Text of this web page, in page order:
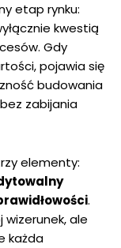
etap rynku:
kwestią
Gdy
pojawia się
budowania
zabijania
elementy:
.
wizerunek, ale
każda